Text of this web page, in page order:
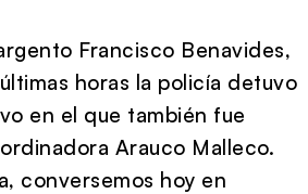
Francisco Benavides,
horas la policía detuvo
en el que también fue
Arauco Malleco.
conversemos hoy en